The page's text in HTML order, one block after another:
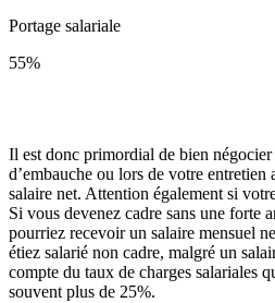
Portage salariale
55%
Il est donc primordial de bien négocier
d’embauche ou lors de votre
salaire net. Attention également si
Si vous devenez cadre sans une forte
pourriez recevoir un salaire mensuel
étiez salarié non cadre, malgré un
compte du taux de charges salariales
souvent plus de 25%.